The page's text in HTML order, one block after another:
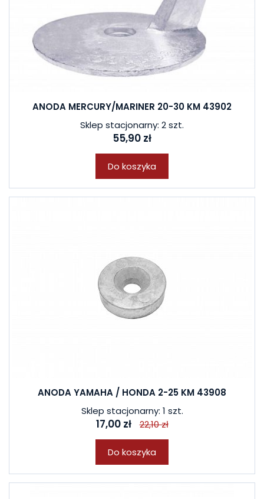
ANODA MERCURY/MARINER 20-30 KM 43902
Sklep stacjonarny: 2 szt.
55,90 zł
Do koszyka
ANODA YAMAHA / HONDA 2-25 KM 43908
Sklep stacjonarny: 1 szt.
17,00 zł 22,10 zł
Do koszyka